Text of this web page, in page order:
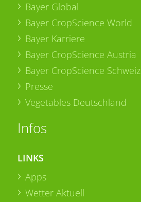
Bayer Global
Bayer CropScience World
Bayer Karriere
Bayer CropScience Austria
Bayer CropScience Schweiz
Presse
Vegetables Deutschland
Infos
LINKS
Apps
Wetter Aktuell